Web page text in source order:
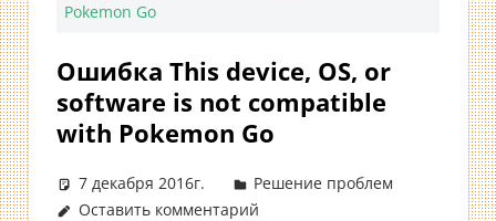
Pokemon Go
Ошибка This device, OS, or
software is not compatible
with Pokemon Go
7 декабря 2016г.
Решение проблем
Оставить комментарий